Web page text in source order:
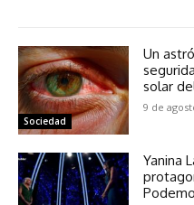
Sociedad
Un
solar
9 de
Yanina